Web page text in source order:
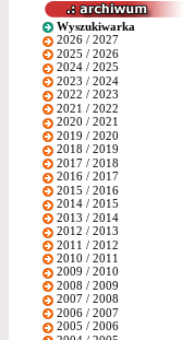
Wyszukiwarka
2026 / 2027
2025 / 2026
2024 / 2025
2023 / 2024
2022 / 2023
2021 / 2022
2020 / 2021
2019 / 2020
2018 / 2019
2017 / 2018
2016 / 2017
2015 / 2016
2014 / 2015
2013 / 2014
2012 / 2013
2011 / 2012
2010 / 2011
2009 / 2010
2008 / 2009
2007 / 2008
2006 / 2007
2005 / 2006